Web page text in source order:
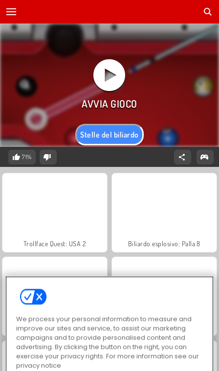
Stelle del biliardo
71%
Trollface Quest: USA 2 Biliardo esplosivo: Palla 8
Pool 8 Ball Mania Pool Mania
We process your personal information to measure and
improve our sites and service, to assist our marketing
campaigns and to provide personalised content and
advertising. By clicking the button on the right, you can
exercise your privacy rights. For more information see our
privacy notice